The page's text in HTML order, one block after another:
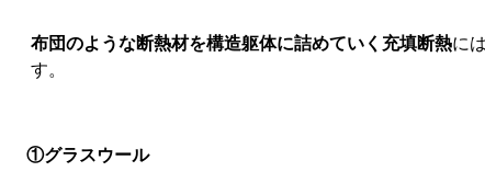
布団のような断熱材を構造躯体に詰めていく充填断熱に
す。
①グラスウール